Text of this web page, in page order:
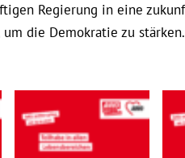
Regierung in eine
die Demokratie zu stärken.